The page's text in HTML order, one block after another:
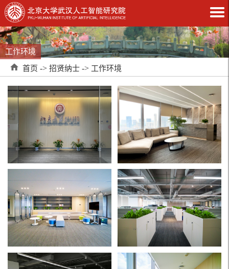
工作环境
首页 -> 招贤纳士 -> 工作环境